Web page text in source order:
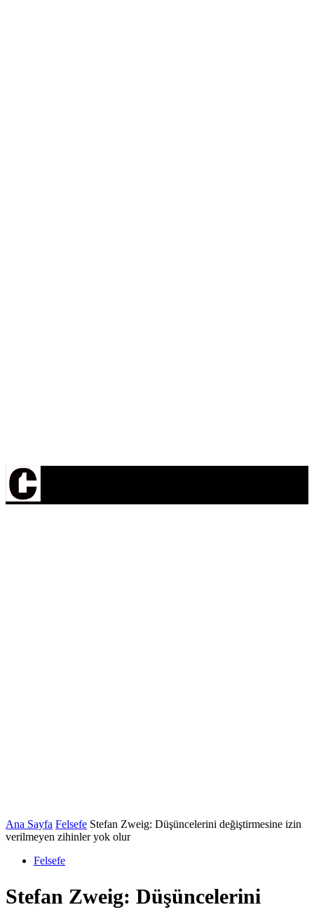
Ana Sayfa Felsefe Stefan Zweig: Düşüncelerini değiştirmesine izin
verilmeyen zihinler yok olur
Felsefe
Stefan Zweig: Düşüncelerini